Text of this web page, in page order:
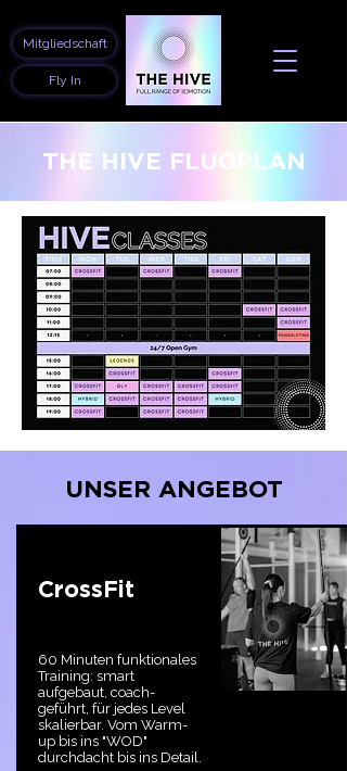
Mitgliedschaft
Fly In
THE HIVE FLUGPLAN
UNSER ANGEBOT
CrossFit
60 Minuten funktionales
Training: smart
aufgebaut, coach-
geführt, für jedes Level
skalierbar. Vom Warm-
up bis ins "WOD"
durchdacht bis ins Detail.